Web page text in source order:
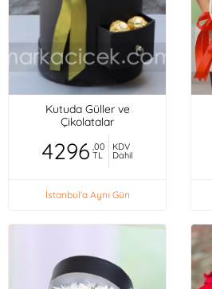
Kutuda Güller ve
Çikolatalar
4296 ,00
TL
KDV
Dahil
İstanbul'a Aynı Gün